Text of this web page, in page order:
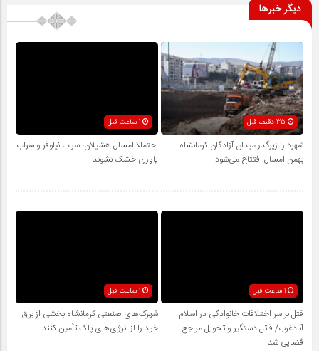
دیگر خبرها
شهردار: زیرگذر میدان آزادگان کرمانشاه
بهمن امسال افتتاح می‌شود
احتمالا امسال هشیلان، سراب نیلوفر و سراب
یاوری خشک نشوند
1 ساعت قبل
قتل بر سر اختلافات خانوادگی در اسلام
آبادغرب/ قاتل دستگیر و تحویل مراجع
قضایی شد
شهرک‌های صنعتی کرمانشاه بخشی از برق
خود را از انرژی‌های پاک تأمین کنند